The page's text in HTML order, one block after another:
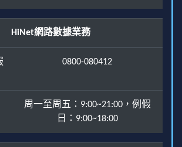
HiNet網路數據業務
0800-080412
周一至周五：9:00~21:00，例假
日：9:00~18:00